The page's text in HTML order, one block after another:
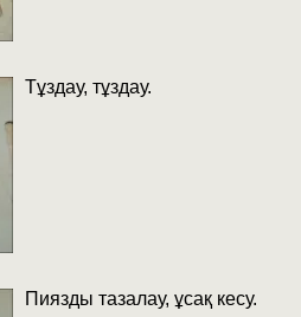
Тұздау, тұздау.
Пиязды тазалау, ұсақ кесу.